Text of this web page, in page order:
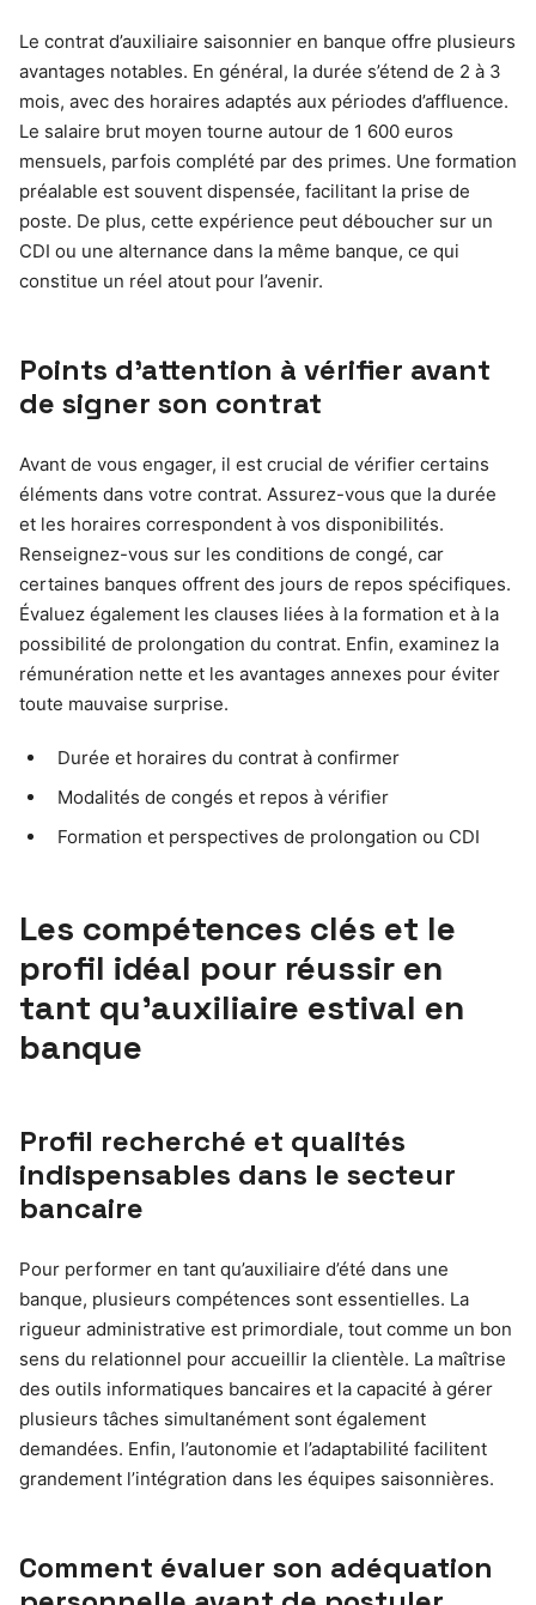
Le contrat d’auxiliaire saisonnier en banque offre plusieurs
avantages notables. En général, la durée s’étend de 2 à 3
mois, avec des horaires adaptés aux périodes d’affluence.
Le salaire brut moyen tourne autour de 1 600 euros
mensuels, parfois complété par des primes. Une formation
préalable est souvent dispensée, facilitant la prise de
poste. De plus, cette expérience peut déboucher sur un
CDI ou une alternance dans la même banque, ce qui
constitue un réel atout pour l’avenir.
Points d’attention à vérifier avant
de signer son contrat
Avant de vous engager, il est crucial de vérifier certains
éléments dans votre contrat. Assurez-vous que la durée
et les horaires correspondent à vos disponibilités.
Renseignez-vous sur les conditions de congé, car
certaines banques offrent des jours de repos spécifiques.
Évaluez également les clauses liées à la formation et à la
possibilité de prolongation du contrat. Enfin, examinez la
rémunération nette et les avantages annexes pour éviter
toute mauvaise surprise.
Durée et horaires du contrat à confirmer
Modalités de congés et repos à vérifier
Formation et perspectives de prolongation ou CDI
Les compétences clés et le
profil idéal pour réussir en
tant qu’auxiliaire estival en
banque
Profil recherché et qualités
indispensables dans le secteur
bancaire
Pour performer en tant qu’auxiliaire d’été dans une
banque, plusieurs compétences sont essentielles. La
rigueur administrative est primordiale, tout comme un bon
sens du relationnel pour accueillir la clientèle. La maîtrise
des outils informatiques bancaires et la capacité à gérer
plusieurs tâches simultanément sont également
demandées. Enfin, l’autonomie et l’adaptabilité facilitent
grandement l’intégration dans les équipes saisonnières.
Comment évaluer son adéquation